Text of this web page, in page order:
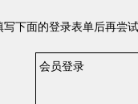
下面的登录表单后再尝
会员登录